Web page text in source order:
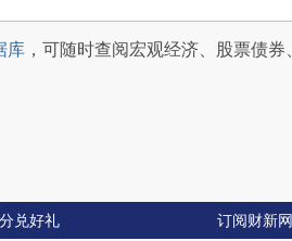
库 ，可随时查阅宏观经济、股票债
兑好礼 订阅财新